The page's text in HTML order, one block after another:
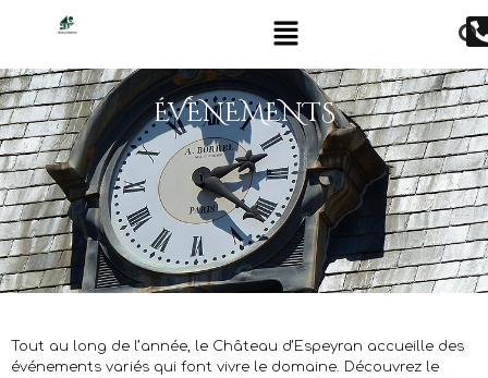
ÉVÈNEMENTS
Tout au long de l’année, le Château d’Espeyran accueille des
événements variés qui font vivre le domaine. Découvrez le